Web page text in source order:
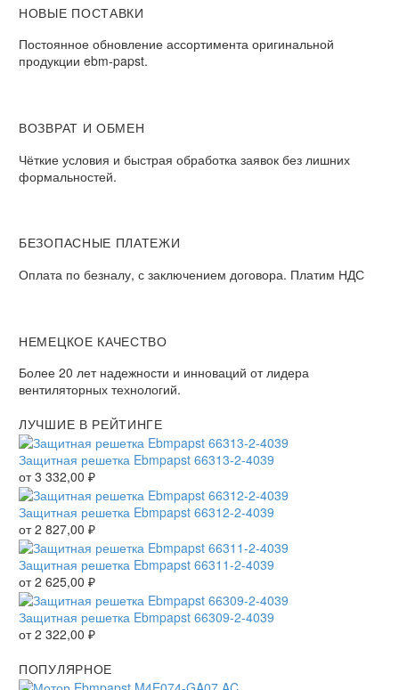
НОВЫЕ ПОСТАВКИ
Постоянное обновление ассортимента оригинальной
продукции ebm-papst.
ВОЗВРАТ И ОБМЕН
Чёткие условия и быстрая обработка заявок без лишних
формальностей.
БЕЗОПАСНЫЕ ПЛАТЕЖИ
Оплата по безналу, с заключением договора. Платим НДС
НЕМЕЦКОЕ КАЧЕСТВО
Более 20 лет надежности и инноваций от лидера
вентиляторных технологий.
ЛУЧШИЕ В РЕЙТИНГЕ
Защитная решетка Ebmpapst 66313-2-4039
от3 332,00 ₽
Защитная решетка Ebmpapst 66312-2-4039
от2 827,00 ₽
Защитная решетка Ebmpapst 66311-2-4039
от2 625,00 ₽
Защитная решетка Ebmpapst 66309-2-4039
от2 322,00 ₽
ПОПУЛЯРНОЕ